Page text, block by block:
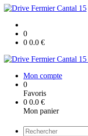
0
0 0.0 €
Mon compte
0
Favoris
0 0.0 €
Mon panier